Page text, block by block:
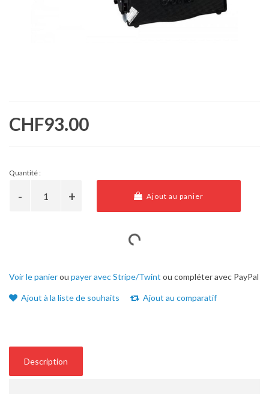
CHF93.00
Quantité :
Ajout au panier
Voir le panierou payer avec Stripe/Twint ou compléter avec PayPal
Ajout à la liste de souhaits Ajout au comparatif
Description